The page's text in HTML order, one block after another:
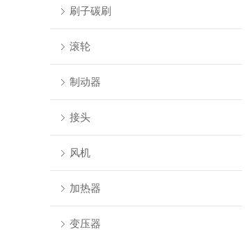
刷子碳刷
滚轮
制动器
接头
风机
加热器
变压器